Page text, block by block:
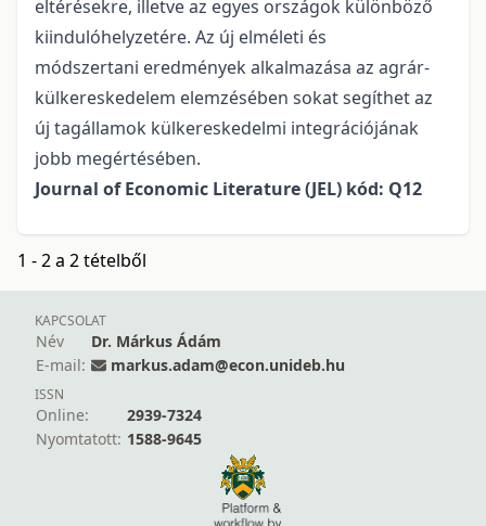
eltérésekre, illetve az egyes országok különböző
kiindulóhelyzetére. Az új elméleti és
módszertani eredmények alkalmazása az agrár-
külkereskedelem elemzésében sokat segíthet az
új tagállamok külkereskedelmi integrációjának
jobb megértésében.
Journal of Economic Literature (JEL) kód: Q12
1 - 2 a 2 tételből
KAPCSOLAT
Név
Dr. Márkus Ádám
E-mail:
markus.adam@econ.unideb.hu
ISSN
Online:
2939-7324
Nyomtatott: 1588-9645